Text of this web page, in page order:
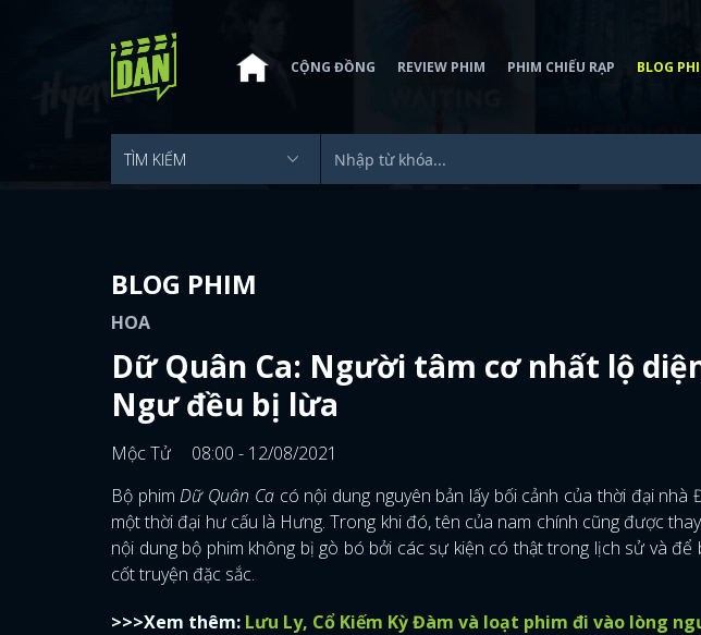
CỘNG ĐỒNG REVIEW PHIM PHIM CHIẾU RẠP BLOG
BLOG PHIM
HOA
Dữ Quân Ca: Người tâm cơ nhất lộ
Ngư đều bị lừa
Mộc Tử
08:00 - 12/08/2021
Bộ phimDữ Quân Cacó nội dung nguyên bản lấy bối cảnh của thời đại
một thời đại hư cấu là Hưng. Trong khi đó, tên của nam chính cũng được
nội dung bộ phim không bị gò bó bởi các sự kiện có thật trong lịch sử và
cốt truyện đặc sắc.
>>>Xem thêm: Lưu Ly, Cổ Kiếm Kỳ Đàm và loạt phim đi vào lòng